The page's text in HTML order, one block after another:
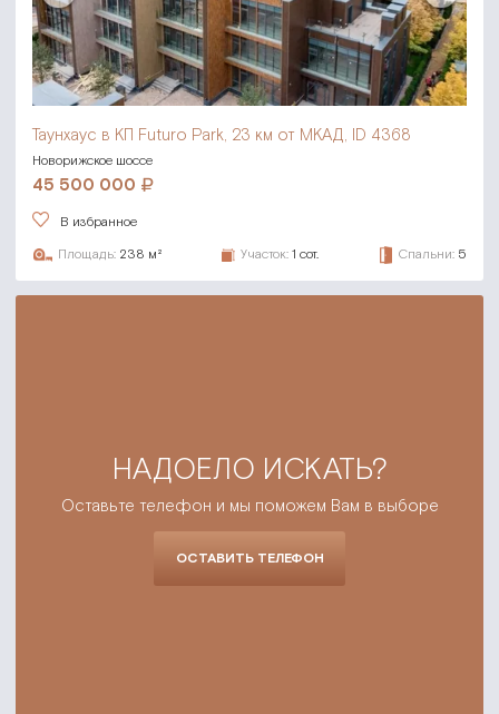
Таунхаус в КП Futuro Park, 23 км от МКАД, ID 4368
Новорижское шоссе
45 500 000
В избранное
Площадь: 238 м² Участок: 1 сот. Спальни: 5
НАДОЕЛО ИСКАТЬ?
Оставьте телефон и мы поможем Вам в выборе
ОСТАВИТЬ ТЕЛЕФОН